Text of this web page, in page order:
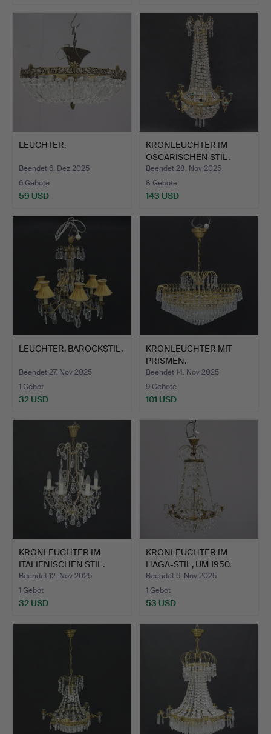
LEUCHTER.
Beendet 6. Dez 2025
6 Gebote
59 USD
KRONLEUCHTER IM
OSCARISCHEN STIL.
Beendet 28. Nov 2025
8 Gebote
143 USD
LEUCHTER. BAROCKSTIL.
Beendet 27. Nov 2025
1 Gebot
32 USD
KRONLEUCHTER MIT
PRISMEN.
Beendet 14. Nov 2025
9 Gebote
101 USD
KRONLEUCHTER IM
ITALIENISCHEN STIL.
Beendet 12. Nov 2025
1 Gebot
32 USD
KRONLEUCHTER IM
HAGA-STIL, UM 1950.
Beendet 6. Nov 2025
1 Gebot
53 USD